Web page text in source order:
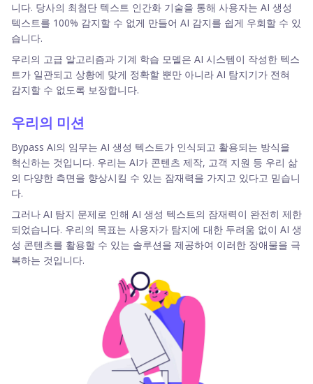
니다. 당사의 최첨단 텍스트 인간화 기술을 통해 사용자는 AI 생성
텍스트를 100% 감지할 수 없게 만들어 AI 감지를 쉽게 우회할 수 있
습니다.
우리의 고급 알고리즘과 기계 학습 모델은 AI 시스템이 작성한 텍스
트가 일관되고 상황에 맞게 정확할 뿐만 아니라 AI 탐지기가 전혀
감지할 수 없도록 보장합니다.
우리의 미션
Bypass AI의 임무는 AI 생성 텍스트가 인식되고 활용되는 방식을
혁신하는 것입니다. 우리는 AI가 콘텐츠 제작, 고객 지원 등 우리 삶
의 다양한 측면을 향상시킬 수 있는 잠재력을 가지고 있다고 믿습니
다.
그러나 AI 탐지 문제로 인해 AI 생성 텍스트의 잠재력이 완전히 제한
되었습니다. 우리의 목표는 사용자가 탐지에 대한 두려움 없이 AI 생
성 콘텐츠를 활용할 수 있는 솔루션을 제공하여 이러한 장애물을 극
복하는 것입니다.